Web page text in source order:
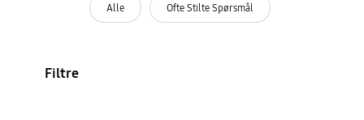
Alle Ofte Stilte Spørsmål
Filtre